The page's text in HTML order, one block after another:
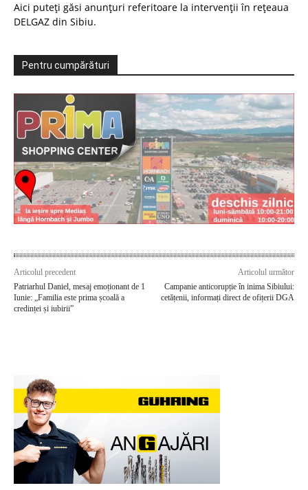
Aici puteți găsi anunțuri referitoare la intervenții în rețeaua
DELGAZ din Sibiu.
Pentru cumpărături
Articolul precedent
Patriarhul Daniel, mesaj emoționant de 1
Iunie: „Familia este prima școală a
credinței și iubirii”
Articolul următor
Campanie anticorupție în inima Sibiului:
cetățenii, informați direct de ofițerii DGA